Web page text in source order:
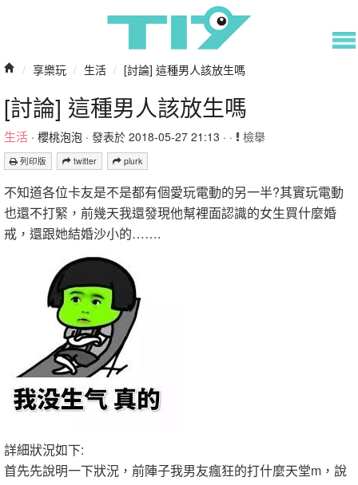
/ 享樂玩 / 生活 / [討論] 這種男人該放生嗎
[討論] 這種男人該放生嗎
生活 · 櫻桃泡泡 · 發表於 2018-05-27 21:13 · · 檢舉
列印版 twitter plurk
不知道各位卡友是不是都有個愛玩電動的另一半?其實玩電動
也還不打緊，前幾天我還發現他幫裡面認識的女生買什麼婚
戒，還跟她結婚沙小的…….
詳細狀況如下:
首先先說明一下狀況，前陣子我男友瘋狂的打什麼天堂m，說